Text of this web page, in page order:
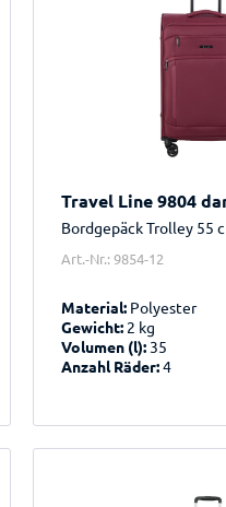
Travel Line 9804
Bordgepäck Trolley 55
Art.-Nr.: 9854-12
Material: Polyester
Gewicht: 2 kg
Volumen (l): 35
Anzahl Räder:4